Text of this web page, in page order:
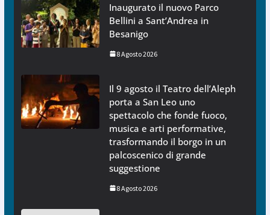
Inaugurato il nuovo Parco
Bellini a Sant’Andrea in
Besanigo
8 Agosto 2026
Il 9 agosto il Teatro dell’Aleph
porta a San Leo uno
spettacolo che fonde fuoco,
musica e arti performative,
trasformando il borgo in un
palcoscenico di grande
suggestione
8 Agosto 2026